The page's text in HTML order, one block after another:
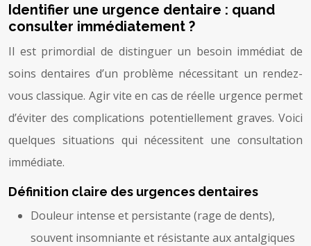
Identifier une urgence dentaire : quand
consulter immédiatement ?
Il est primordial de distinguer un besoin immédiat de
soins dentaires d’un problème nécessitant un rendez-
vous classique. Agir vite en cas de réelle urgence permet
d’éviter des complications potentiellement graves. Voici
quelques situations qui nécessitent une consultation
immédiate.
Définition claire des urgences dentaires
Douleur intense et persistante (rage de dents),
souvent insomniante et résistante aux antalgiques